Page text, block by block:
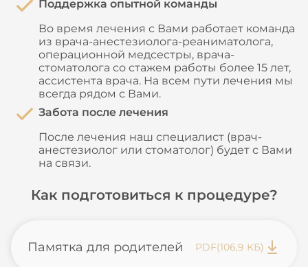
Поддержка опытной команды
Во время лечения с Вами работает команда
из врача-анестезиолога-реаниматолога,
операционной медсестры, врача-
стоматолога со стажем работы более 15 лет,
ассистента врача. На всем пути лечения мы
всегда рядом с Вами.
Забота после лечения
После лечения наш специалист (врач-
анестезиолог или стоматолог) будет с Вами
на связи.
Как подготовиться к процедуре?
Памятка для родителей PDF(106,9 КБ)